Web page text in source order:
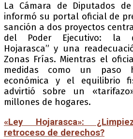
La Cámara de Diputados
informó su portal oficial de
sanción a dos proyectos
del Poder Ejecutivo: la
Hojarasca” y una
Zonas Frías. Mientras el
medidas como un paso
económica y el equilibrio
advirtió sobre un
millones de hogares.
«Ley Hojarasca»:
retroceso de derechos?